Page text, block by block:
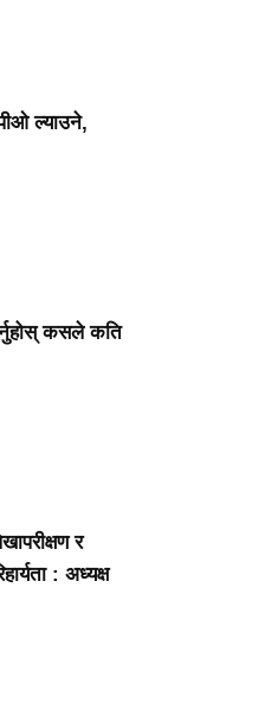
ल्याउने,
कसले कति
र
: अध्यक्ष